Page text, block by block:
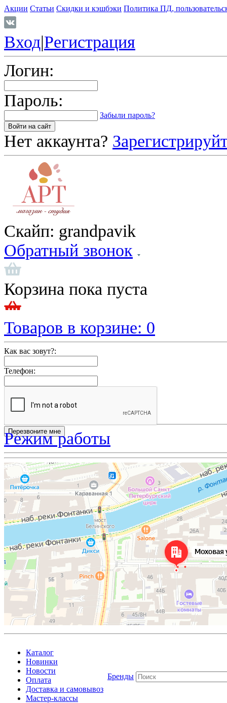
Акции Статьи Скидки и кэшбэки Политика ПД,
Вход|Регистрация
Логин:
Пароль:
Забыли пароль?
Нет аккаунта?
Скайп: grandpavik
Обратный звонок
Корзина пока пуста
Товаров в корзине: 0
Как вас зовут?:
Телефон:
Режим работы
Каталог
Новинки
Новости
Оплата
Доставка и самовывоз
Мастер-классы
Бренды